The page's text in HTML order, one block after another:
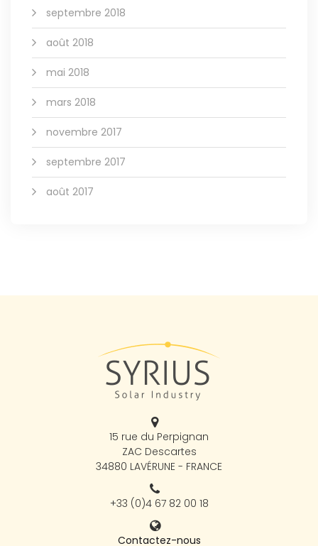
septembre 2018
août 2018
mai 2018
mars 2018
novembre 2017
septembre 2017
août 2017
15 rue du Perpignan
ZAC Descartes
34880 LAVÉRUNE - FRANCE
+33 (0)4 67 82 00 18
Contactez-nous